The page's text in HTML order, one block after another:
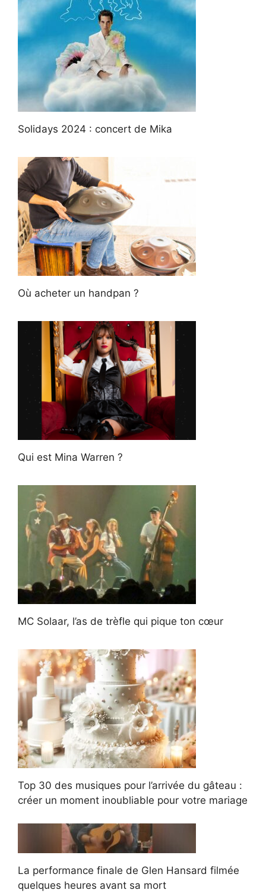
Solidays 2024 : concert de Mika
Où acheter un handpan ?
Qui est Mina Warren ?
MC Solaar, l’as de trèfle qui pique ton cœur
Top 30 des musiques pour l’arrivée du gâteau :
créer un moment inoubliable pour votre mariage
La performance finale de Glen Hansard filmée
quelques heures avant sa mort